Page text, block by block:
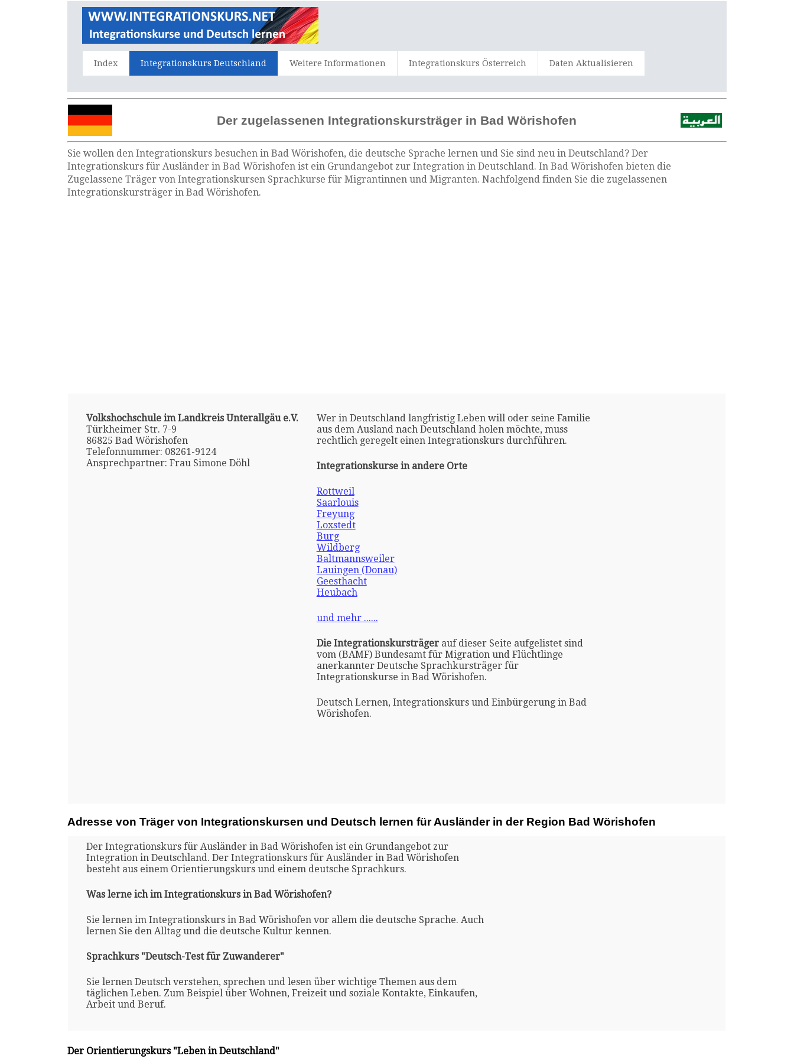
Index Integrationskurs Deutschland Weitere Informationen Integrationskurs Österreich Daten Aktualisieren
Der zugelassenen Integrationskursträger in Bad Wörishofen
Sie wollen den Integrationskurs besuchen in Bad Wörishofen, die deutsche Sprache lernen und Sie sind neu in Deutschland? Der
Integrationskurs für Ausländer in Bad Wörishofen ist ein Grundangebot zur Integration in Deutschland. In Bad Wörishofen bieten die
Zugelassene Träger von Integrationskursen Sprachkurse für Migrantinnen und Migranten. Nachfolgend finden Sie die zugelassenen
Integrationskursträger in Bad Wörishofen.
Volkshochschule im Landkreis Unterallgäu e.V.
Türkheimer Str. 7-9
86825 Bad Wörishofen
Telefonnummer: 08261-9124
Ansprechpartner: Frau Simone Döhl
Wer in Deutschland langfristig Leben will oder seine Familie
aus dem Ausland nach Deutschland holen möchte, muss
rechtlich geregelt einen Integrationskurs durchführen.
Integrationskurse in andere Orte
Rottweil
Saarlouis
Freyung
Loxstedt
Burg
Wildberg
Baltmannsweiler
Lauingen (Donau)
Geesthacht
Heubach
und mehr ......
Die Integrationskursträgerauf dieser Seite aufgelistet sind
vom (BAMF) Bundesamt für Migration und Flüchtlinge
anerkannter Deutsche Sprachkursträger für
Integrationskurse in Bad Wörishofen.
Deutsch Lernen, Integrationskurs und Einbürgerung in Bad
Wörishofen.
Adresse von Träger von Integrationskursen und Deutsch lernen für Ausländer in der Region Bad Wörishofen
Der Integrationskurs für Ausländer in Bad Wörishofen ist ein Grundangebot zur
Integration in Deutschland. Der Integrationskurs für Ausländer in Bad Wörishofen
besteht aus einem Orientierungskurs und einem deutsche Sprachkurs.
Was lerne ich im Integrationskurs in Bad Wörishofen?
Sie lernen im Integrationskurs in Bad Wörishofen vor allem die deutsche Sprache. Auch
lernen Sie den Alltag und die deutsche Kultur kennen.
Sprachkurs "Deutsch-Test für Zuwanderer"
Sie lernen Deutsch verstehen, sprechen und lesen über wichtige Themen aus dem
täglichen Leben. Zum Beispiel über Wohnen, Freizeit und soziale Kontakte, Einkaufen,
Arbeit und Beruf.
Der Orientierungskurs "Leben in Deutschland"